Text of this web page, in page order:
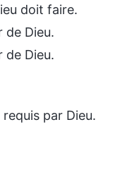
doit faire.
de Dieu.
de Dieu.
par Dieu.